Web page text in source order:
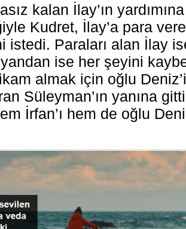
kalan İlay’ın
Kudret, İlay’a para
istedi. Paraları alan İlay
ise her şeyini
almak için oğlu
Süleyman’ın yanına
İrfan’ı hem de oğlu